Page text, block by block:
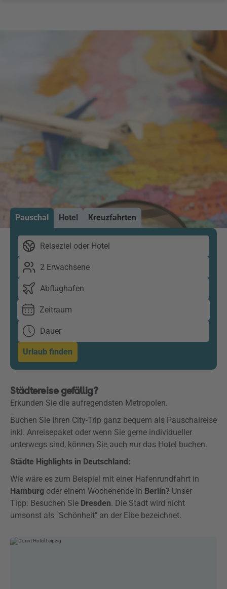
Pauschal Hotel Kreuzfahrten
Reiseziel oder Hotel
2 Erwachsene
Abflughafen
Zeitraum
Dauer
Urlaub finden
Städtereise gefällig?
Erkunden Sie die aufregendsten Metropolen.
Buchen Sie Ihren City-Trip ganz bequem als Pauschalreise
inkl. Anreisepaket oder wenn Sie gerne individueller
unterwegs sind, können Sie auch nur das Hotel buchen.
Städte Highlights in Deutschland:
Wie wäre es zum Beispiel mit einer Hafenrundfahrt in
Hamburg oder einem Wochenende in Berlin? Unser
Tipp: Besuchen Sie Dresden. Die Stadt wird nicht
umsonst als "Schönheit" an der Elbe bezeichnet.